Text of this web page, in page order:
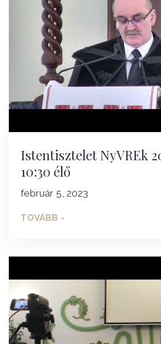
Istentisztelet NyVREk
10:30 élő
február 5, 2023
TOVÁBB -